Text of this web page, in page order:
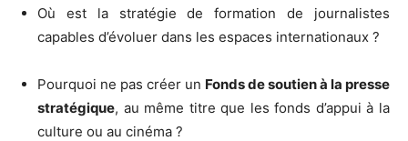
Où est la stratégie de formation de journalistes
capables d’évoluer dans les espaces internationaux ?
Pourquoi ne pas créer un Fonds de soutien à la presse
stratégique, au même titre que les fonds d’appui à la
culture ou au cinéma ?